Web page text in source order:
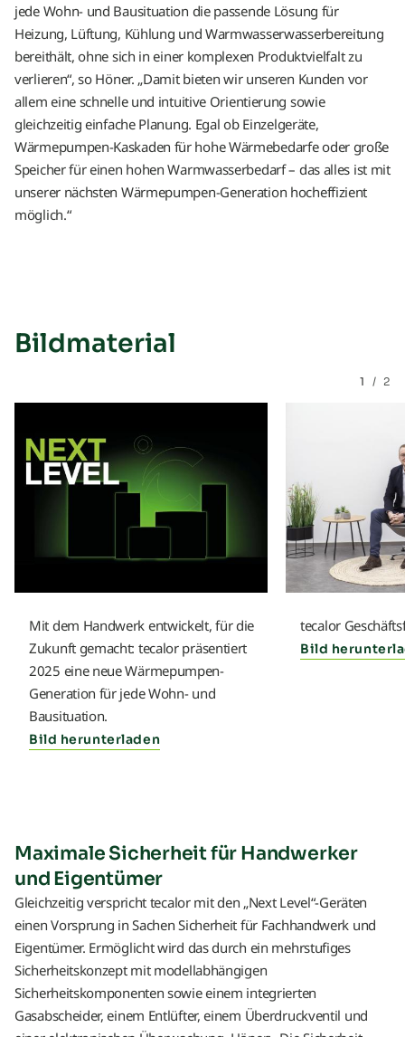
jede Wohn- und Bausituation die passende Lösung für
Heizung, Lüftung, Kühlung und Warmwasserwasserbereitung
bereithält, ohne sich in einer komplexen Produktvielfalt zu
verlieren“, so Höner. „Damit bieten wir unseren Kunden vor
allem eine schnelle und intuitive Orientierung sowie
gleichzeitig einfache Planung. Egal ob Einzelgeräte,
Wärmepumpen-Kaskaden für hohe Wärmebedarfe oder große
Speicher für einen hohen Warmwasserbedarf – das alles ist mit
unserer nächsten Wärmepumpen-Generation hocheffizient
möglich.“
Bildmaterial
1 / 2
Mit dem Handwerk entwickelt, für die
Zukunft gemacht: tecalor präsentiert
2025 eine neue Wärmepumpen-
Generation für jede Wohn- und
Bausituation.
Bild herunterladen
tecalor
Bild
Maximale Sicherheit für Handwerker
und Eigentümer
Gleichzeitig verspricht tecalor mit den „Next Level“-Geräten
einen Vorsprung in Sachen Sicherheit für Fachhandwerk und
Eigentümer. Ermöglicht wird das durch ein mehrstufiges
Sicherheitskonzept mit modellabhängigen
Sicherheitskomponenten sowie einem integrierten
Gasabscheider, einem Entlüfter, einem Überdruckventil und